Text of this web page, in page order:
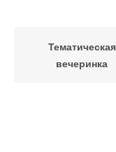
Тематическая
вечеринка